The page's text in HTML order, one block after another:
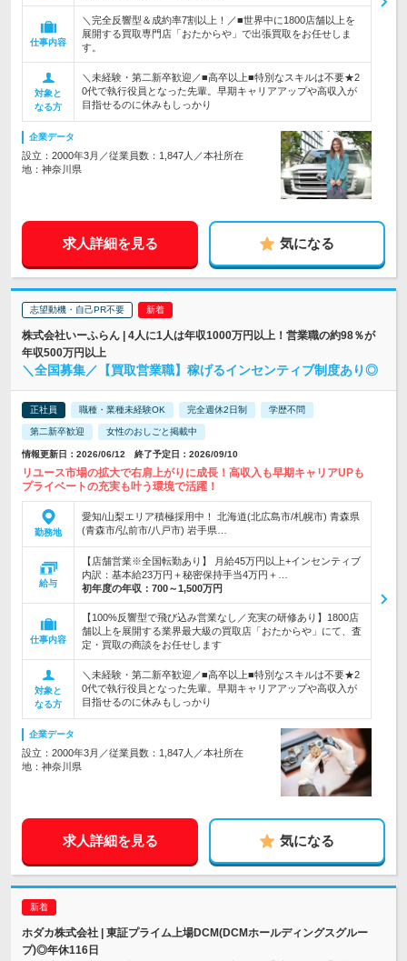
仕事内容
＼完全反響型＆成約率7割以上！／■世界中に1800店舗以上を
展開する買取専門店「おたからや」で出張買取をお任せしま
す。
対象と
なる方
＼未経験・第二新卒歓迎／■高卒以上■特別なスキルは不要★2
0代で執行役員となった先輩。早期キャリアアップや高収入が
目指せるのに休みもしっかり
企業データ
設立：2000年3月／従業員数：1,847人／本社所在
地：神奈川県
求人詳細を見る 気になる
志望動機・自己PR不要
株式会社いーふらん | 4人に1人は年収1000万円以上！営業職の約98％が
年収500万円以上
＼全国募集／【買取営業職】稼げるインセンティブ制度あり◎
正社員 職種・業種未経験OK 完全週休2日制 学歴不問
第二新卒歓迎 女性のおしごと掲載中
情報更新日：2026/06/12 終了予定日：2026/09/10
リユース市場の拡大で右肩上がりに成長！高収入も早期キャリアUPも
プライベートの充実も叶う環境で活躍！
勤務地
愛知/山梨エリア積極採用中！ 北海道(北広島市/札幌市) 青森県
(青森市/弘前市/八戸市) 岩手県…
給与
【店舗営業※全国転勤あり】 月給45万円以上+インセンティブ
内訳：基本給23万円＋秘密保持手当4万円＋…
初年度の年収： 700～1,500万円
仕事内容
【100%反響型で飛び込み営業なし／充実の研修あり】1800店
舗以上を展開する業界最大級の買取店「おたからや」にて、査
定・買取の商談をお任せします
対象と
なる方
＼未経験・第二新卒歓迎／■高卒以上■特別なスキルは不要★2
0代で執行役員となった先輩。早期キャリアアップや高収入が
目指せるのに休みもしっかり
企業データ
設立：2000年3月／従業員数：1,847人／本社所在
地：神奈川県
求人詳細を見る 気になる
ホダカ株式会社 | 東証プライム上場DCM(DCMホールディングスグルー
プ)◎年休116日